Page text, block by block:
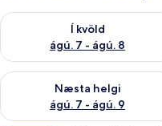
Í kvöld
ágú. 7 - ágú. 8
Athuga framboð í kvöld ágú.
Næsta helgi
ágú. 7 - ágú. 9
Athuga framboð næstu helgi